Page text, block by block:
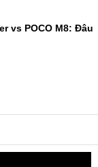
vs POCO M8: Đâu